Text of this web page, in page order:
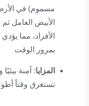
مسموم) في
الأبيض العامل
الأفراد، مما
بمرور الوقت.
المزايا: آمنة
تستغرق وقتاً